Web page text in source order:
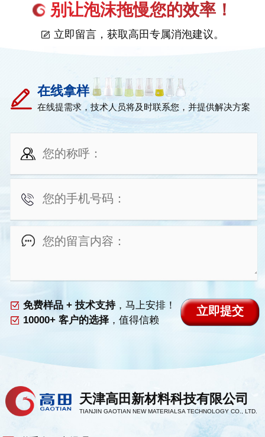
别让泡沫拖慢您的效率！
立即留言，获取高田专属消泡建议。
在线拿样
在线提需求，技术人员将及时联系您，并提供解决方案
免费样品 + 技术支持，马上安排！
10000+ 客户的选择，值得信赖
天津高田新材料科技有限公司
TIANJIN GAOTIAN NEW MATERIALSA TECHNOLOGY CO., LTD.